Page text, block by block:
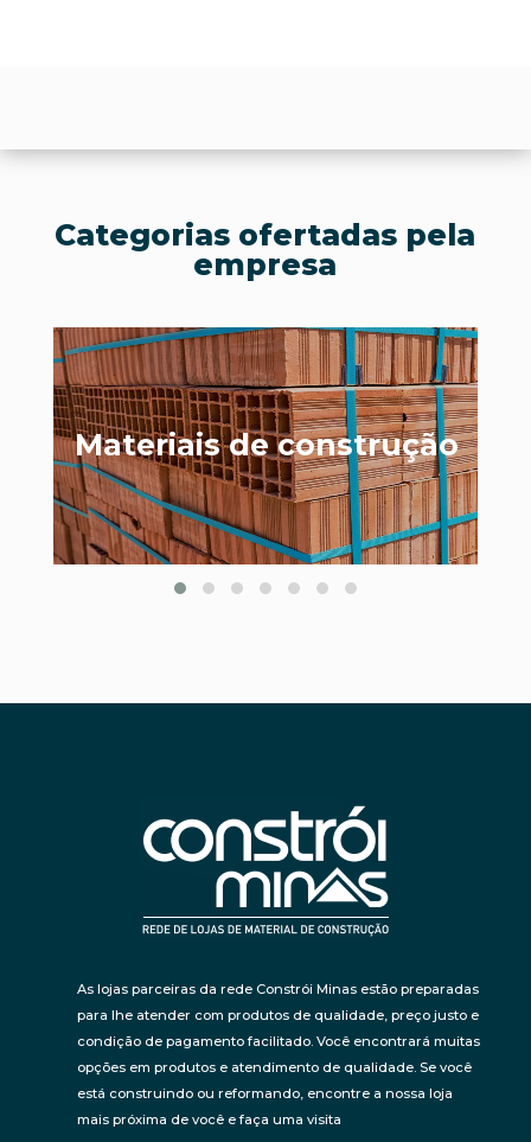
Categorias ofertadas pela
empresa
de construção
As lojas parceiras da rede Constrói Minas estão preparadas
para lhe atender com produtos de qualidade, preço justo e
condição de pagamento facilitado. Você encontrará muitas
opções em produtos e atendimento de qualidade. Se você
está construindo ou reformando, encontre a nossa loja
mais próxima de você e faça uma visita